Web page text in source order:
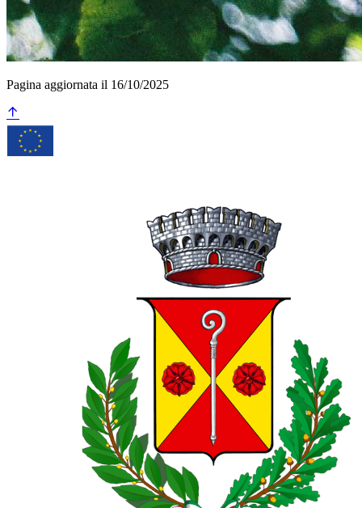
Pagina aggiornata il 16/10/2025